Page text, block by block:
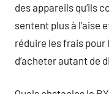
des appareils qu’ils
sentent plus à l’aise
réduire les frais pour
d’acheter autant de